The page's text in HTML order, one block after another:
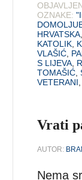
OZNAKE:
HRVATSKA
KATOLIK,
VLAŠIĆ,
S LIJEVA,
TOMAŠIĆ,
VETERANI
Vrati
AUTOR:
Nema